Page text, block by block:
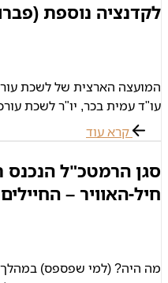
לקדנציה נוספת (פברואר
המועצה הארצית של לשכת
עו"ד עמית בכר, יו"ר לשכת
עורך-דין עידן דביר לתפקיד
קרא עוד
סגן הרמטכ"ל הנכנס
חיל-האוויר –
מה היה? (למי שפספס) במהלך